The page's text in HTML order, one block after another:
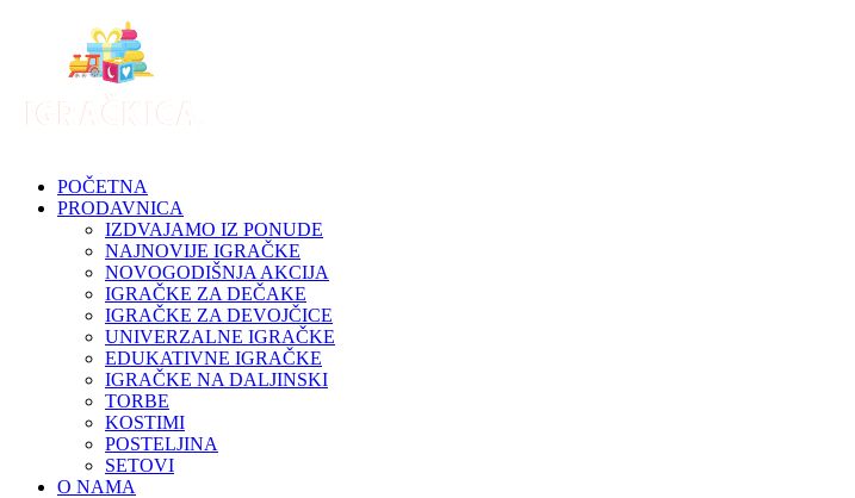
POČETNA
PRODAVNICA
IZDVAJAMO IZ PONUDE
NAJNOVIJE IGRAČKE
NOVOGODIŠNJA AKCIJA
IGRAČKE ZA DEČAKE
IGRAČKE ZA DEVOJČICE
UNIVERZALNE IGRAČKE
EDUKATIVNE IGRAČKE
IGRAČKE NA DALJINSKI
TORBE
KOSTIMI
POSTELJINA
SETOVI
O NAMA